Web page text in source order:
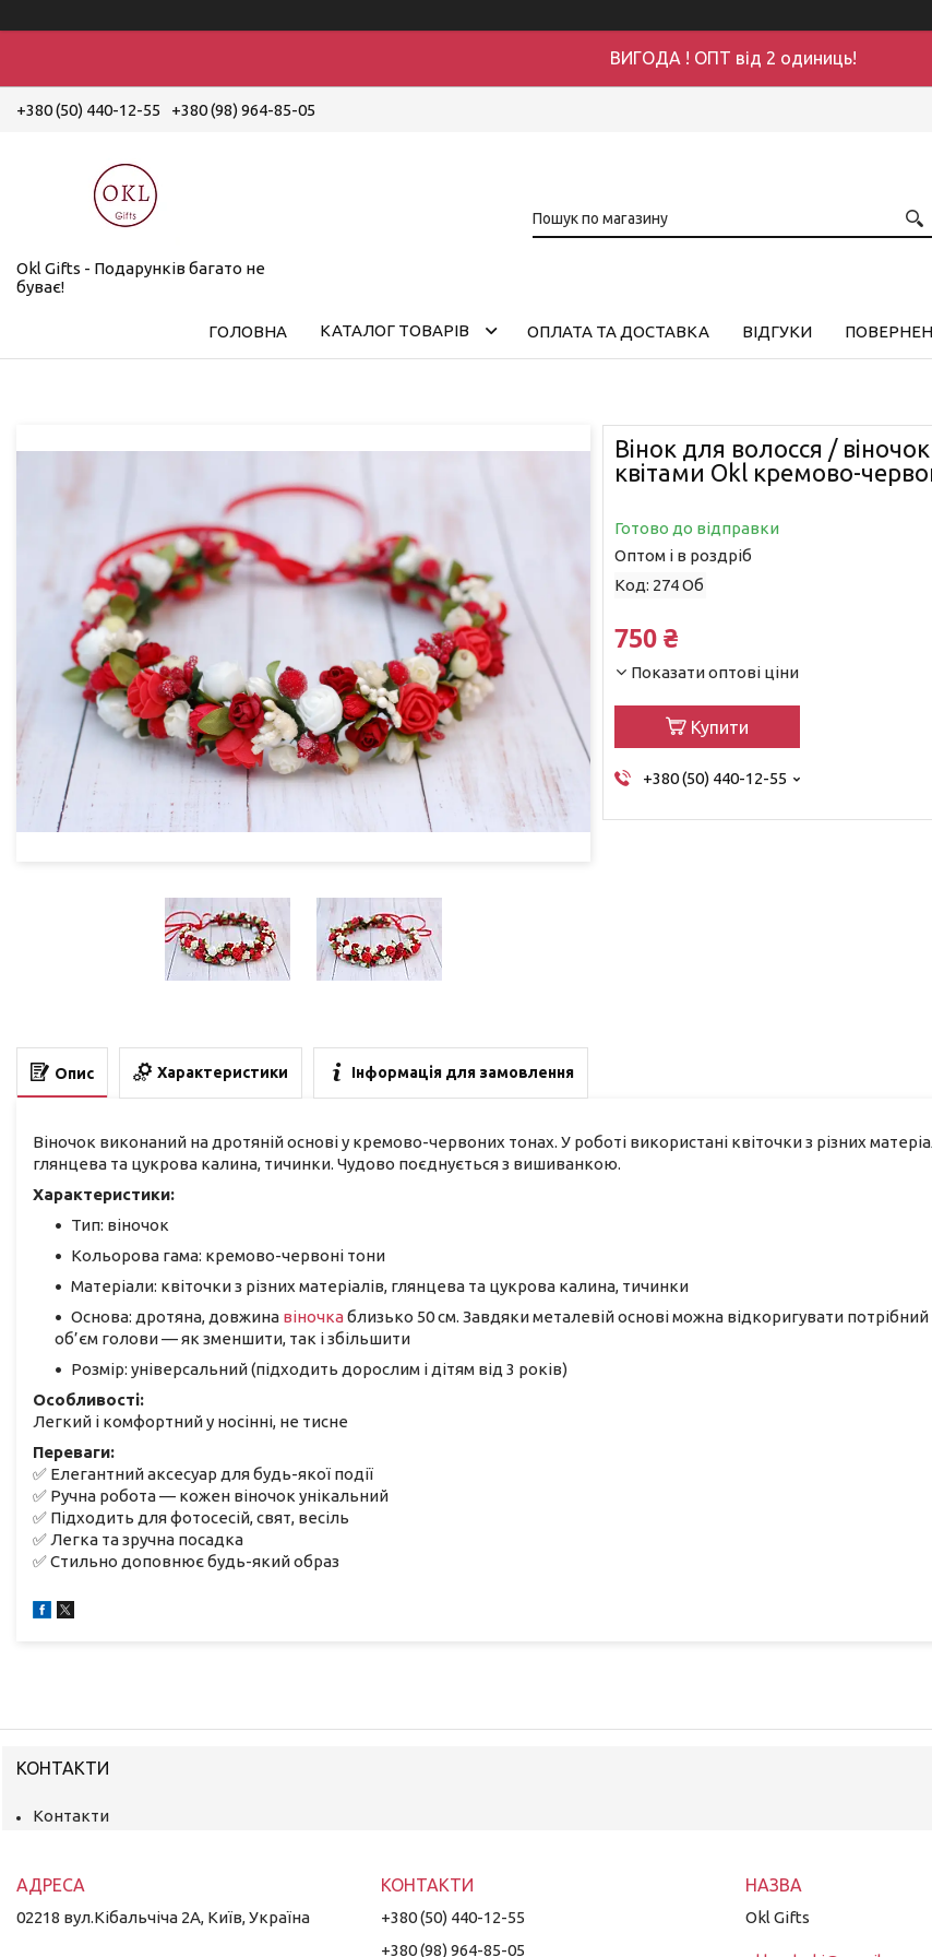
ВИГОДА ! ОПТ від 2 одиниць!
+380 (50) 440-12-55 +380 (98) 964-85-05
Okl Gifts - Подарунків багато не
буває!
ГОЛОВНА КАТАЛОГ ТОВАРІВ ОПЛАТА ТА ДОСТАВКА ВІДГУКИ
Вінок для волосся /
квітами Okl кремово-
Готово до відправки
Оптом і в роздріб
Код: 274 Об
750 ₴
Показати оптові ціни
Купити
+380 (50) 440-12-55
Опис Характеристики Інформація для замовлення
Віночок виконаний на дротяній основі у кремово-червоних тонах. У роботі використані квіточки з різних
глянцева та цукрова калина, тичинки. Чудово поєднується з вишиванкою.
Характеристики:
Тип: віночок
Кольорова гама: кремово-червоні тони
Матеріали: квіточки з різних матеріалів, глянцева та цукрова калина, тичинки
Основа: дротяна, довжина віночкаблизько 50 см. Завдяки металевій основі можна відкоригувати потрібний
об’єм голови — як зменшити, так і збільшити
Розмір: універсальний (підходить дорослим і дітям від 3 років)
Особливості:
Легкий і комфортний у носінні, не тисне
Переваги:
✅ Елегантний аксесуар для будь-якої події
✅ Ручна робота — кожен віночок унікальний
✅ Підходить для фотосесій, свят, весіль
✅ Легка та зручна посадка
✅ Стильно доповнює будь-який образ
КОНТАКТИ
Контакти
02218 вул.Кібальчіча 2А, Київ, Україна
+380 (50) 440-12-55
+380 (98) 964-85-05
Okl Gifts